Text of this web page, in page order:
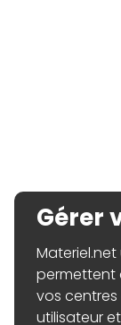
Gérer
permettent
vos centres
utilisateur